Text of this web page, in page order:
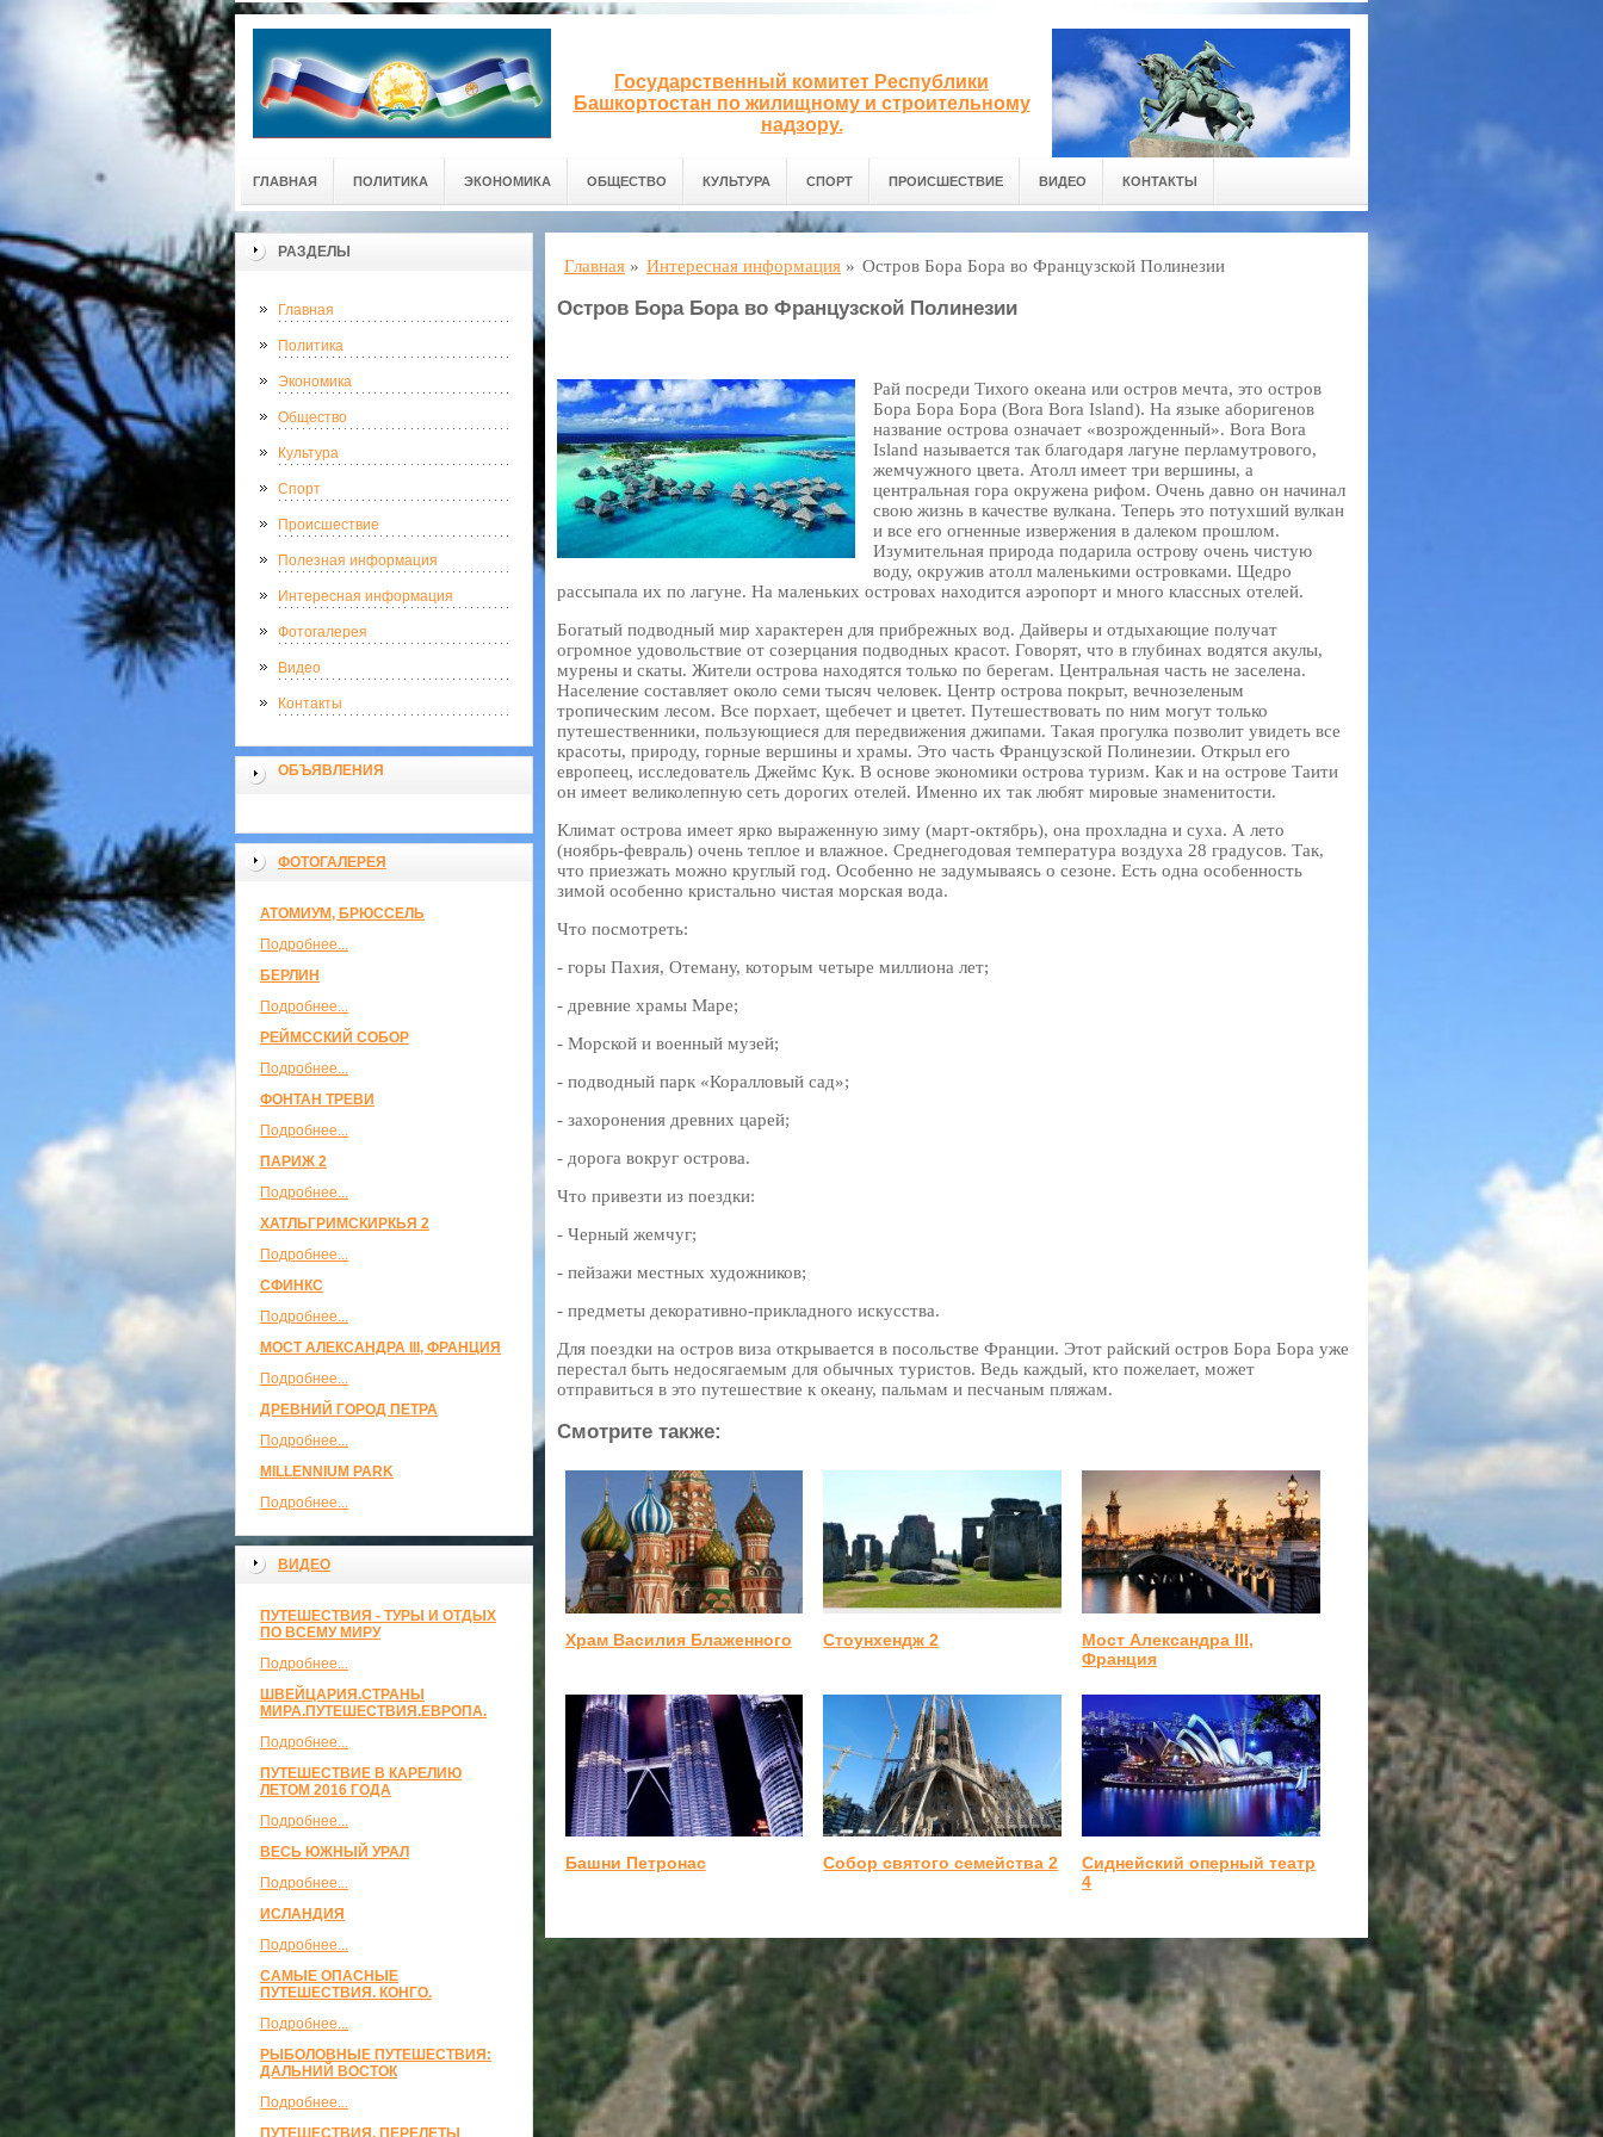
Государственный комитет Республики
Башкортостан по жилищному и строительному
надзору.
ГЛАВНАЯ ПОЛИТИКА ЭКОНОМИКА ОБЩЕСТВО КУЛЬТУРА СПОРТ ПРОИСШЕСТВИЕ ВИДЕО КОНТАКТЫ
РАЗДЕЛЫ
Главная
Политика
Экономика
Общество
Культура
Спорт
Происшествие
Полезная информация
Интересная информация
Фотогалерея
Видео
Контакты
ОБЪЯВЛЕНИЯ
ФОТОГАЛЕРЕЯ
АТОМИУМ, БРЮССЕЛЬ
Подробнее...
БЕРЛИН
Подробнее...
РЕЙМССКИЙ СОБОР
Подробнее...
ФОНТАН ТРЕВИ
Подробнее...
ПАРИЖ 2
Подробнее...
ХАТЛЬГРИМСКИРКЬЯ 2
Подробнее...
СФИНКС
Подробнее...
МОСТ АЛЕКСАНДРА III, ФРАНЦИЯ
Подробнее...
ДРЕВНИЙ ГОРОД ПЕТРА
Подробнее...
MILLENNIUM PARK
Подробнее...
ВИДЕО
ПУТЕШЕСТВИЯ - ТУРЫ И ОТДЫХ
ПО ВСЕМУ МИРУ
Подробнее...
ШВЕЙЦАРИЯ.СТРАНЫ
МИРА.ПУТЕШЕСТВИЯ.ЕВРОПА.
Подробнее...
ПУТЕШЕСТВИЕ В КАРЕЛИЮ
ЛЕТОМ 2016 ГОДА
Подробнее...
ВЕСЬ ЮЖНЫЙ УРАЛ
Подробнее...
ИСЛАНДИЯ
Подробнее...
САМЫЕ ОПАСНЫЕ
ПУТЕШЕСТВИЯ. КОНГО.
Подробнее...
РЫБОЛОВНЫЕ ПУТЕШЕСТВИЯ:
ДАЛЬНИЙ ВОСТОК
Подробнее...
ПУТЕШЕСТВИЯ, ПЕРЕЛЕТЫ
Главная » Интересная информация » Остров Бора Бора во Французской Полинезии
Остров Бора Бора во Французской Полинезии
Рай посреди Тихого океана или остров мечта, это остров
Бора Бора Бора (Bora Bora Island). На языке аборигенов
название острова означает «возрожденный». Bora Bora
Island называется так благодаря лагуне перламутрового,
жемчужного цвета. Атолл имеет три вершины, а
центральная гора окружена рифом. Очень давно он начинал
свою жизнь в качестве вулкана. Теперь это потухший вулкан
и все его огненные извержения в далеком прошлом.
Изумительная природа подарила острову очень чистую
воду, окружив атолл маленькими островками. Щедро
рассыпала их по лагуне. На маленьких островах находится аэропорт и много классных отелей.
Богатый подводный мир характерен для прибрежных вод. Дайверы и отдыхающие получат
огромное удовольствие от созерцания подводных красот. Говорят, что в глубинах водятся акулы,
мурены и скаты. Жители острова находятся только по берегам. Центральная часть не заселена.
Население составляет около семи тысяч человек. Центр острова покрыт, вечнозеленым
тропическим лесом. Все порхает, щебечет и цветет. Путешествовать по ним могут только
путешественники, пользующиеся для передвижения джипами. Такая прогулка позволит увидеть все
красоты, природу, горные вершины и храмы. Это часть Французской Полинезии. Открыл его
европеец, исследователь Джеймс Кук. В основе экономики острова туризм. Как и на острове Таити
он имеет великолепную сеть дорогих отелей. Именно их так любят мировые знаменитости.
Климат острова имеет ярко выраженную зиму (март-октябрь), она прохладна и суха. А лето
(ноябрь-февраль) очень теплое и влажное. Среднегодовая температура воздуха 28 градусов. Так,
что приезжать можно круглый год. Особенно не задумываясь о сезоне. Есть одна особенность
зимой особенно кристально чистая морская вода.
Что посмотреть:
- горы Пахия, Отеману, которым четыре миллиона лет;
- древние храмы Маре;
- Морской и военный музей;
- подводный парк «Коралловый сад»;
- захоронения древних царей;
- дорога вокруг острова.
Что привезти из поездки:
- Черный жемчуг;
- пейзажи местных художников;
- предметы декоративно-прикладного искусства.
Для поездки на остров виза открывается в посольстве Франции. Этот райский остров Бора Бора уже
перестал быть недосягаемым для обычных туристов. Ведь каждый, кто пожелает, может
отправиться в это путешествие к океану, пальмам и песчаным пляжам.
Смотрите также:
Храм Василия Блаженного Стоунхендж 2
Мост Александра III,
Франция
Башни Петронас Собор святого семейства 2
Сиднейский оперный театр
4